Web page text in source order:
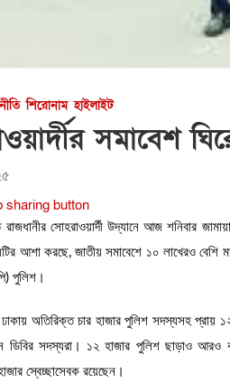
শিরোনাম হাইলাইট
সমাবেশ
রাজধানীর সোহরাওয়ার্দী উদ্যানে আজ শনিবার
আশা করছে, জাতীয় সমাবেশে ১০ লাখেরও
পুলিশ।
অতিরিক্ত চার হাজার পুলিশ সদস্যসহ প্রায়
ডিবির সদস্যরা। ১২ হাজার পুলিশ ছাড়াও আরও
স্বেচ্ছাসেবক রয়েছেন।